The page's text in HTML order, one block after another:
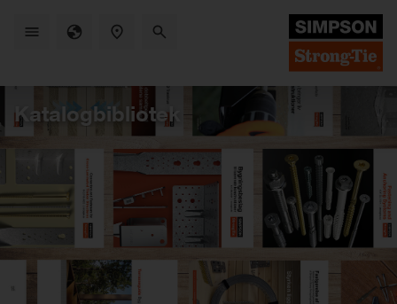
Katalogbibliotek